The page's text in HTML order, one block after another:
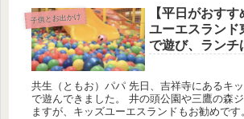
子供とお出かけ
【平日がおす
ユーエスランド
で遊び、ランチ
共生（ともお）パパ 先日、吉祥寺にあるキ
で遊んできました。 井の頭公園や三鷹の森
ますが、キッズユーエスランドもお勧めで